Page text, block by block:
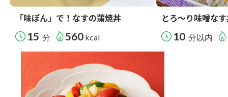
「味ぽん」で！なすの蒲焼丼
15 分 560 kcal
とろ～り味噌な
10 分以内